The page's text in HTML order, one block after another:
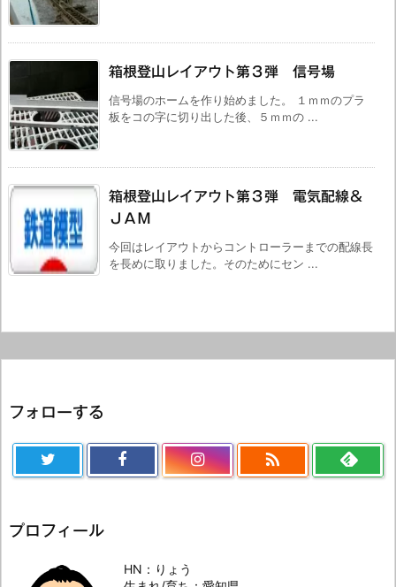
箱根登山レイアウト第３弾 信号場
信号場のホームを作り始めました。 １ｍｍのプラ
板をコの字に切り出した後、５ｍｍの ...
箱根登山レイアウト第３弾 電気配線＆
ＪＡＭ
今回はレイアウトからコントローラーまでの配線長
を長めに取りました。そのためにセン ...
フォローする

プロフィール
HN：りょう